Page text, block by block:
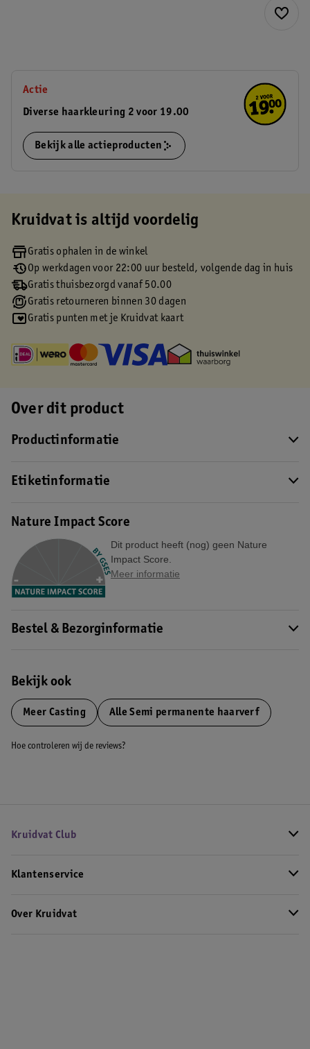
Actie
Diverse haarkleuring 2 voor 19.00
Bekijk alle actieproducten
Kruidvat is altijd voordelig
Gratis ophalen in de winkel
Op werkdagen voor 22:00 uur besteld, volgende dag in huis
Gratis thuisbezorgd vanaf 50.00
Gratis retourneren binnen 30 dagen
Gratis punten met je Kruidvat kaart
Over dit product
Productinformatie
Etiketinformatie
Nature Impact Score
Dit product heeft (nog) geen Nature
Impact Score.
Meer informatie
Bestel & Bezorginformatie
Bekijk ook
Meer Casting Alle Semi permanente haarverf
Hoe controleren wij de reviews?
Kruidvat Club
Klantenservice
Over Kruidvat